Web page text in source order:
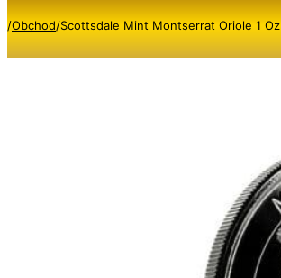
/Obchod/Scottsdale Mint Montserrat Oriole 1 Oz